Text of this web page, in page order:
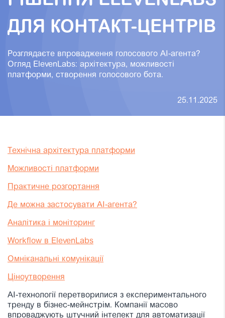
25.11.2025
ДЛЯ КОНТАКТ-ЦЕНТРІВ
Розглядаєте впровадження голосового AI-агента?
Огляд ElevenLabs: архітектура, можливості
платформи, створення голосового бота.
Технічна архітектура платформи
Можливості платформи
Практичне розгортання
Де можна застосувати AI-агента?
Аналітика і моніторинг
Workflow в ElevenLabs
Омніканальні комунікації
Ціноутворення
AI-технології перетворилися з експериментального
тренду в бізнес-мейнстрім. Компанії масово
впроваджують штучний інтелект для автоматизації